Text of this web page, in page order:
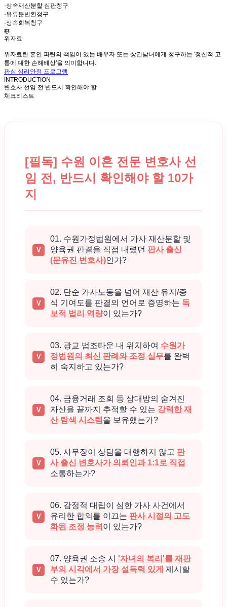
·상속재산분할 심판청구
·유류분반환청구
·상속회복청구
위자료
위자료란 혼인 파탄의 책임이 있는 배우자 또는 상간남녀에게 청구하는 '정신적 고
통에 대한 손해배상'을 의미합니다.
판심 심리안정 프로그램
INTRODUCTION
변호사 선임 전 반드시 확인해야 할
체크리스트
[필독] 수원 이혼 전문 변호사 선
임 전, 반드시 확인해야 할 10가
지
01. 수원가정법원에서 가사 재산분할 및
양육권 판결을 직접 내렸던 판사 출신
(문유진 변호사)인가?
02. 단순 가사노동을 넘어 재산 유지/증
식 기여도를 판결의 언어로 증명하는 독
보적 법리 역량이 있는가?
03. 광교 법조타운 내 위치하여 수원가
정법원의 최신 판례와 조정 실무를 완벽
히 숙지하고 있는가?
04. 금융거래 조회 등 상대방의 숨겨진
자산을 끝까지 추적할 수 있는 강력한 재
산 탐색 시스템 을 보유했는가?
05. 사무장이 상담을 대행하지 않고 판
사 출신 변호사가 의뢰인과 1:1로 직접
소통하는가?
06. 감정적 대립이 심한 가사 사건에서
유리한 합의를 이끄는 판사 시절의 고도
화된 조정 능력 이 있는가?
07. 양육권 소송 시 '자녀의 복리'를 재판
부의 시각에서 가장 설득력 있게 제시할
수 있는가?